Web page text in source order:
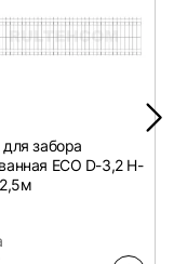
забора
ECO D-3,2 H-